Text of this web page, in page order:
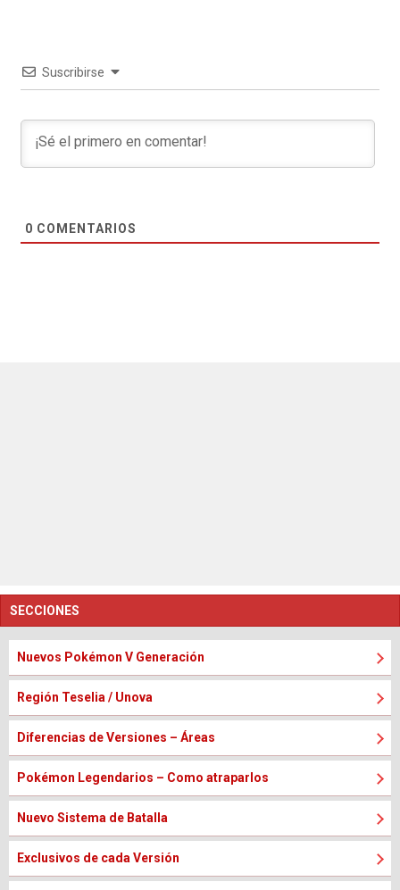
Suscribirse
0 COMENTARIOS
SECCIONES
Nuevos Pokémon V Generación
Región Teselia / Unova
Diferencias de Versiones – Áreas
Pokémon Legendarios – Como atraparlos
Nuevo Sistema de Batalla
Exclusivos de cada Versión